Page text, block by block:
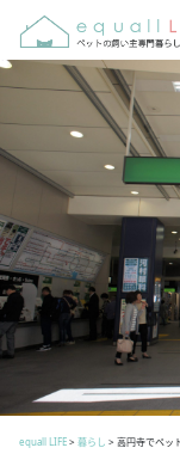
equall LIFE> 暮らし > 高円寺でペッ